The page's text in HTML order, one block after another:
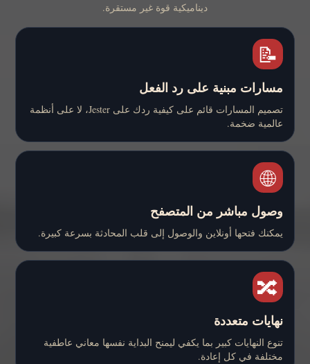
ديناميكية قوة غير مستقرة.
📝
مسارات مبنية على رد الفعل
تصميم المسارات قائم على كيفية ردك على Jester، لا على أنظمة
عالمية ضخمة.
🌐
وصول مباشر من المتصفح
يمكنك فتحها أونلاين والوصول إلى قلب المحادثة بسرعة كبيرة.
🔀
نهايات متعددة
تنوع النهايات كبير بما يكفي ليمنح البداية نفسها معاني عاطفية
مختلفة في كل إعادة.